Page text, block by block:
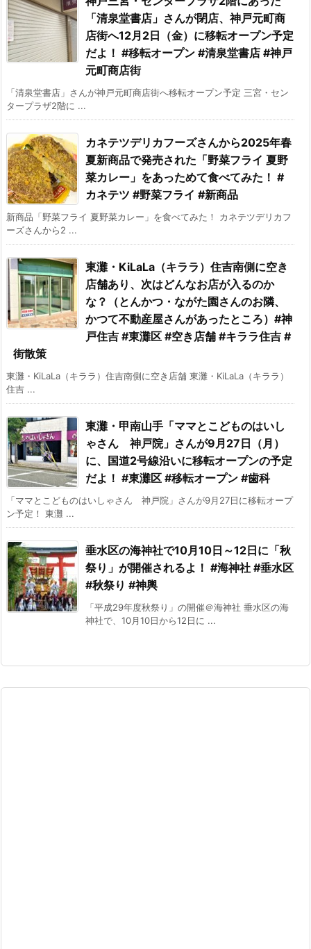
「清泉堂書店」さんが閉店、神戸元町商
店街へ12月2日（金）に移転オープン予定
だよ！ #移転オープン #清泉堂書店 #神戸
元町商店街
「清泉堂書店」さんが神戸元町商店街へ移転オープン予定 三宮・セン
タープラザ2階に ...
カネテツデリカフーズさんから2025年春
夏新商品で発売された「野菜フライ 夏野
菜カレー」をあっためて食べてみた！ #
カネテツ #野菜フライ #新商品
新商品「野菜フライ 夏野菜カレー」を食べてみた！ カネテツデリカフ
ーズさんから2 ...
東灘・KiLaLa（キララ）住吉南側に空き
店舗あり、次はどんなお店が入るのか
な？（とんかつ・ながた園さんのお隣、
かつて不動産屋さんがあったところ）#神
戸住吉 #東灘区 #空き店舗 #キララ住吉 #
街散策
東灘・KiLaLa（キララ）住吉南側に空き店舗 東灘・KiLaLa（キララ）
住吉 ...
東灘・甲南山手「ママとこどものはいし
ゃさん 神戸院」さんが9月27日（月）
に、国道2号線沿いに移転オープンの予定
だよ！ #東灘区 #移転オープン #歯科
「ママとこどものはいしゃさん 神戸院」さんが9月27日に移転オープ
ン予定！ 東灘 ...
垂水区の海神社で10月10日～12日に「秋
祭り」が開催されるよ！ #海神社 #垂水区
#秋祭り #神輿
「平成29年度秋祭り」の開催＠海神社 垂水区の海
神社で、10月10日から12日に ...